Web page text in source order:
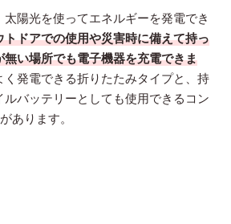
陽光を使ってエネルギーを発電でき
トドアでの使用や災害時に備えて持っ
い場所でも電子機器を充電できま
く発電できる折りたたみタイプと、持
バッテリーとしても使用できるコン
あります。